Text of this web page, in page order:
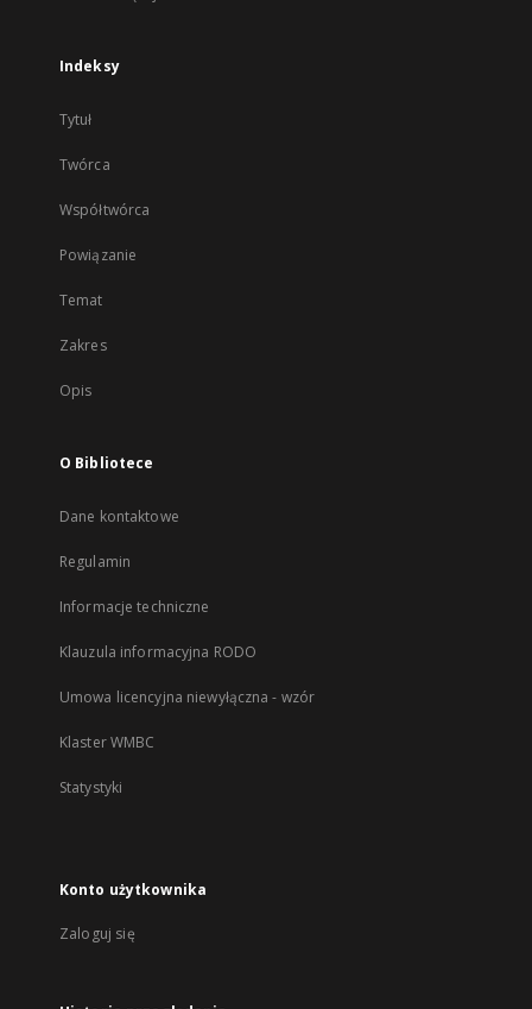
Indeksy
Tytuł
Twórca
Współtwórca
Powiązanie
Temat
Zakres
Opis
O Bibliotece
Dane kontaktowe
Regulamin
Informacje techniczne
Klauzula informacyjna RODO
Umowa licencyjna niewyłączna - wzór
Klaster WMBC
Statystyki
Konto użytkownika
Zaloguj się